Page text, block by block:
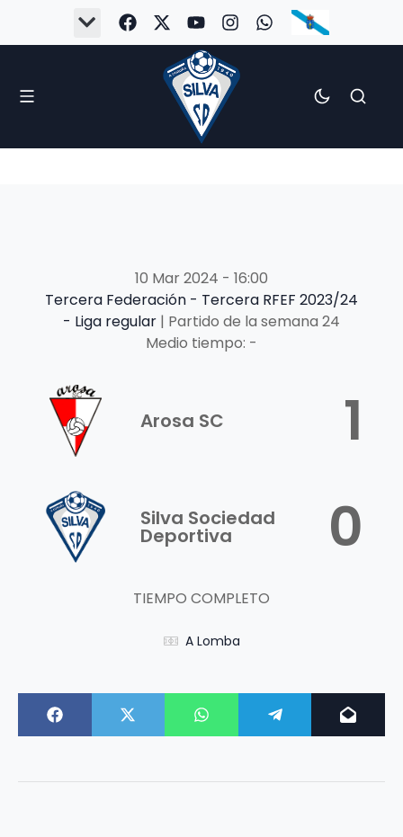
10 Mar 2024 - 16:00
Tercera Federación - Tercera RFEF 2023/24
- Liga regular | Partido de la semana 24
Medio tiempo: -
Arosa SC 1
Silva Sociedad
Deportiva 0
TIEMPO COMPLETO
A Lomba